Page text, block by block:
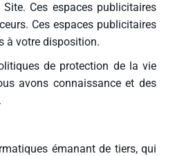
Ces espaces publicitaires
Ces espaces publicitaires
à votre disposition.
de protection de la vie
avons connaissance et des
émanant de tiers, qui